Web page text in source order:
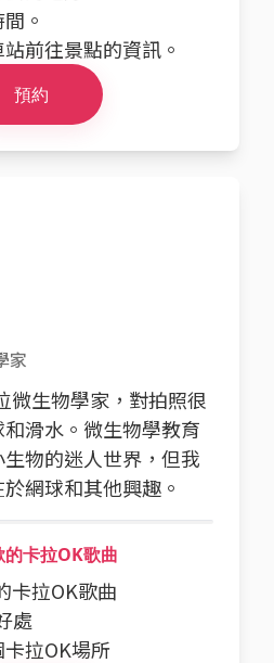
。
前往景點的資訊。
預約
家
微生物學家，對拍照很
滑水。微生物學教育
物的迷人世界，但我
網球和其他興趣。
卡拉OK歌曲
卡拉OK歌曲
處
拉OK場所